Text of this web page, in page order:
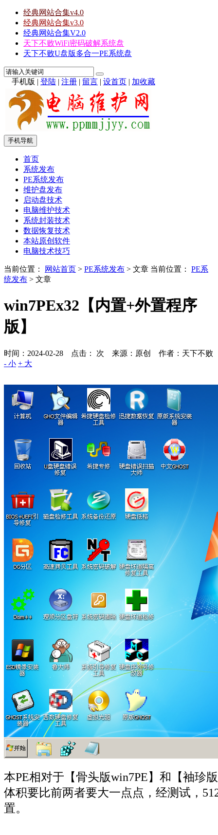
经典网站合集v4.0
经典网站合集v3.0
经典网站合集V2.0
天下不败WiFi密码破解系统盘
天下不败U盘版多合一PE系统盘
手机版 | 登陆 | 注册 | 留言 | 设首页 | 加收藏
手机导航
首页
系统发布
PE系统发布
维护盘发布
启动盘技术
电脑维护技术
系统封装技术
数据恢复技术
本站原创软件
电脑技术技巧
当前位置： 网站首页 > PE系统发布 > 文章 当前位置： PE系
统发布 > 文章
win7PEx32【内置+外置程序
版】
时间：2024-02-28 点击： 次 来源：原创 作者：天下不败
- 小 + 大
本PE相对于【骨头版win7PE】和【袖珍
体积要比前两者要大一点点，经测试，
置。